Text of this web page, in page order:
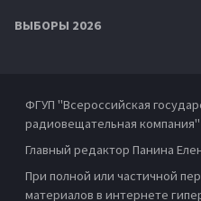
ВЫБОРЫ 2026
ФГУП "Всероссийская
радиовещательная компания"
Главный редактор Панина
При полной или частичной
материалов в интернете